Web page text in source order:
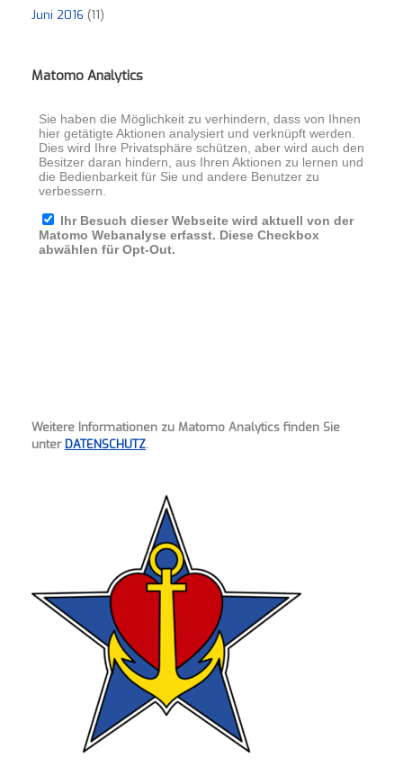
Juni 2016 (11)
Matomo Analytics
Weitere Informationen zu Matomo Analytics finden Sie
unter DATENSCHUTZ.